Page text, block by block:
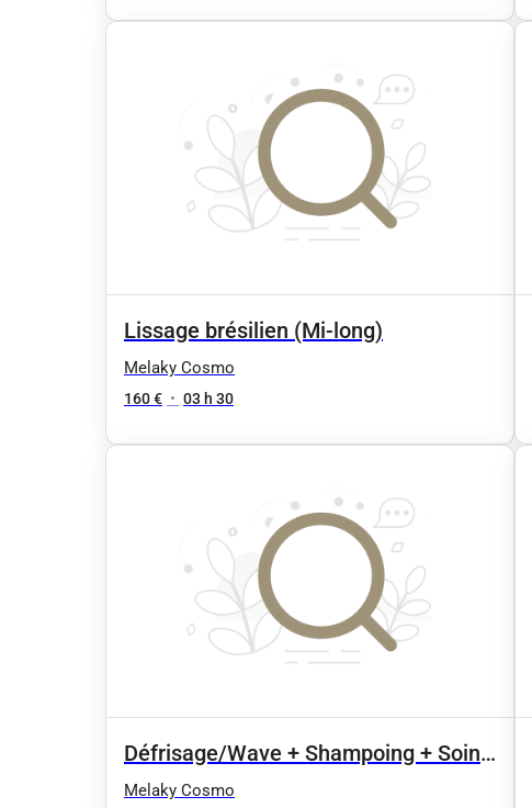
Lissage brésilien (Mi-long)
Melaky Cosmo
160 € • 03 h 30
Défrisage/Wave + Shampoing + Soin
+ Coiffage (Mi-long)
Melaky Cosmo